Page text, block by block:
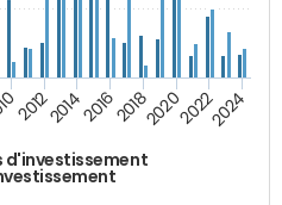
d'investissement
2012201420162018202020222024